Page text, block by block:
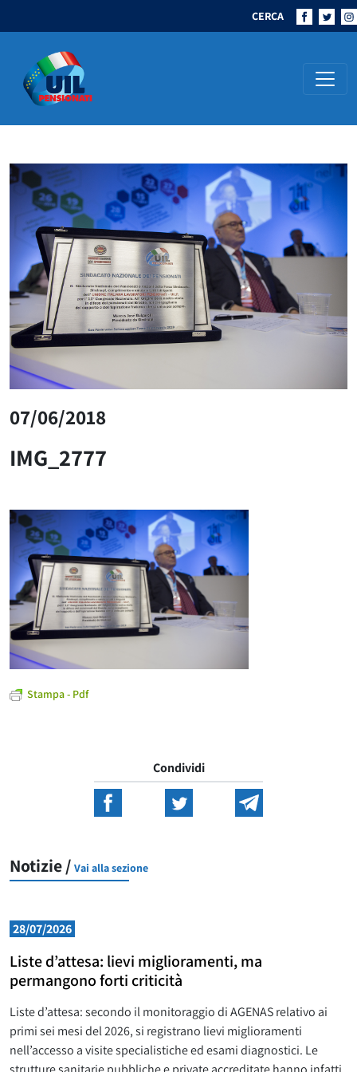
CERCA
Navigazione principale
07/06/2018
IMG_2777
Stampa - Pdf
Condividi
Notizie / Vai alla sezione
28/07/2026
Liste d’attesa: lievi miglioramenti, ma
permangono forti criticità
Liste d’attesa: secondo il monitoraggio di AGENAS relativo ai
primi sei mesi del 2026, si registrano lievi miglioramenti
nell’accesso a visite specialistiche ed esami diagnostici. Le